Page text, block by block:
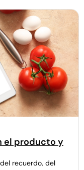
el producto y
recuerdo, del